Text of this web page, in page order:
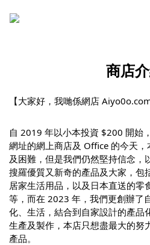
商店
【大家好，我哋係網店
自 2019 年以小本投資 $200 開始
網址的網上商店及 Office 的今天
及困難，但是我們仍然堅持信念，
搜羅優質又新奇的產品及大家，包
居家生活用品，以及日本直送的零
等，而在 2023 年，我們更創辦了
化、生活，結合到自家設計的產品
生產及製作，本店只想盡最大的努
產品。